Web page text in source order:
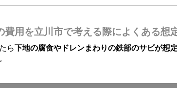
費用を立川市で考える際によくある想
ら下地の腐食やドレンまわりの鉄部のサビが想